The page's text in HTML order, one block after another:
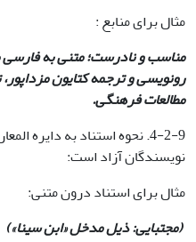
مثال برای منابع :
رونویسی و ترجمه کتایون
مطالعات فرهنگی.
4-2-9. نحوه استناد به دایره
نویسندگان آزاد است:
مثال برای استناد درون متنی:
(مجتبایی: ذیل مدخل «ابن سینا»)